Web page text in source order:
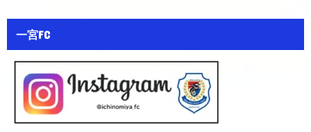
一宮FC